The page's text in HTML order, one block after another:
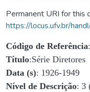
Permanent URI for this
https://locus.ufv.br/
Código de Referência
Título:Série Diretores
Data (s): 1926-1949
Nível de Descrição: 3